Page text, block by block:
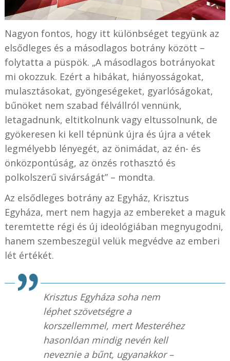
Nagyon fontos, hogy itt különbséget tegyünk az
elsődleges és a másodlagos botrány között –
folytatta a püspök. „A másodlagos botrányokat
mi okozzuk. Ezért a hibákat, hiányosságokat,
mulasztásokat, gyöngeségeket, gyarlóságokat,
bűnöket nem szabad félvállról vennünk,
letagadnunk, eltitkolnunk vagy eltussolnunk, de
gyökeresen ki kell tépnünk újra és újra a vétek
legmélyebb lényegét, az önimádat, az én- és
önközpontúság, az önzés rothasztó és
polkolszerű sivárságát” – mondta.
Az elsődleges botrány az Egyház, Krisztus
Egyháza, mert nem hagyja az embereket a maguk
teremtette régi és új ideológiában megnyugodni,
hanem szembeszegül velük megvédve az emberi
lét értékét.
Krisztus Egyháza soha nem
léphet szövetségre a
korszellemmel, mert Mesteréhez
hasonlóan mindig nevén kell
neveznie a bűnt, ugyanakkor –